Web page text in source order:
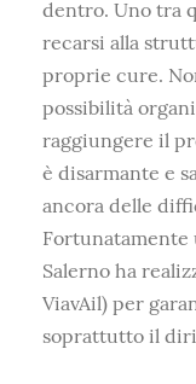
dentro. Uno tra
recarsi alla
proprie cure.
possibilità
raggiungere il
è disarmante e
ancora delle
Fortunatamente
Salerno ha
ViavAil) per
soprattutto il